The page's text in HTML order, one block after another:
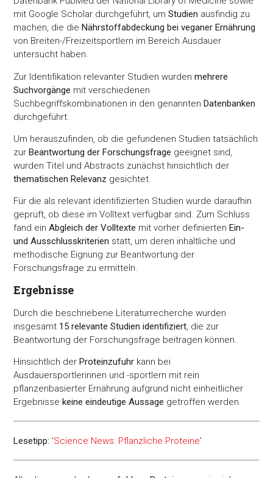
mit Google Scholar durchgeführt, umStudien ausfindig zu
machen, die dieNährstoffabdeckung bei veganer Ernährung
von Breiten-/Freizeitsportlern im Bereich Ausdauer
untersucht haben.
Zur Identifikation relevanter Studien wurdenmehrere
Suchvorgänge mit verschiedenen
Suchbegriffskombinationen in den genanntenDatenbanken
durchgeführt.
Um herauszufinden, ob die gefundenen Studien tatsächlich
zurBeantwortung der Forschungsfrage geeignet sind,
wurden Titel und Abstracts zunächst hinsichtlich der
thematischen Relevanz gesichtet.
Für die als relevant identifizierten Studien wurde daraufhin
geprüft, ob diese im Volltext verfügbar sind. Zum Schluss
fand einAbgleich der Volltexte mit vorher definiertenEin-
und Ausschlusskriterien statt, um deren inhaltliche und
methodische Eignung zur Beantwortung der
Forschungsfrage zu ermitteln.
Ergebnisse
Durch die beschriebene Literaturrecherche wurden
insgesamt 15 relevante Studien identifiziert, die zur
Beantwortung der Forschungsfrage beitragen können.
Hinsichtlich derProteinzufuhr kann bei
Ausdauersportlerinnen und -sportlern mit rein
pflanzenbasierter Ernährung aufgrund nicht einheitlicher
Ergebnissekeine eindeutige Aussage getroffen werden.
Lesetipp: 'Science News: Pflanzliche Proteine'